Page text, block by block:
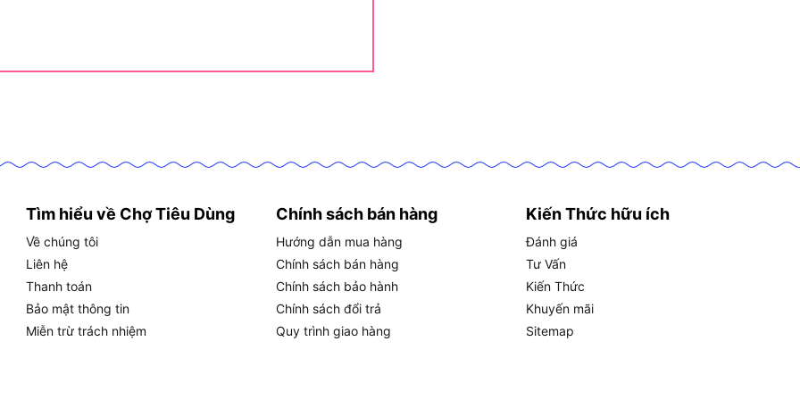
tự tay sửa chữa hoặc chế tạo đồ dùng tại nhà.
Sau đây, chúng ta sẽ khám phá các đặc điểm nổi
Búa cao su Sata 92921
còn sở hữu những đặc điểm vượt trội khiến nó
su mềm nhưng bền bỉ, đảm bảo không làm trầy
260mm, tạo độ cân bằng hoàn hảo khi sử dụng.
Tìm hiểu về Chợ Tiêu Dùng
Về chúng tôi
Liên hệ
Thanh toán
Bảo mật thông tin
Miễn trừ trách nhiệm
Chính sách bán hàng
Hướng dẫn mua hàng
Chính sách bán hàng
Chính sách bảo hành
Chính sách đổi trả
Quy trình giao hàng
Kiến Thức hữu ích
Đánh giá
Tư Vấn
Kiến Thức
Khuyến mãi
Sitemap